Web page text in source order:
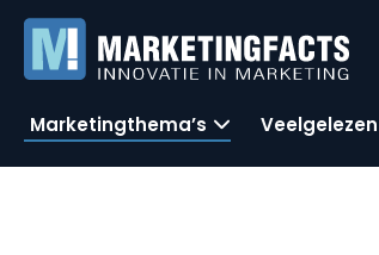
Marketingthema’s Veelgelezen